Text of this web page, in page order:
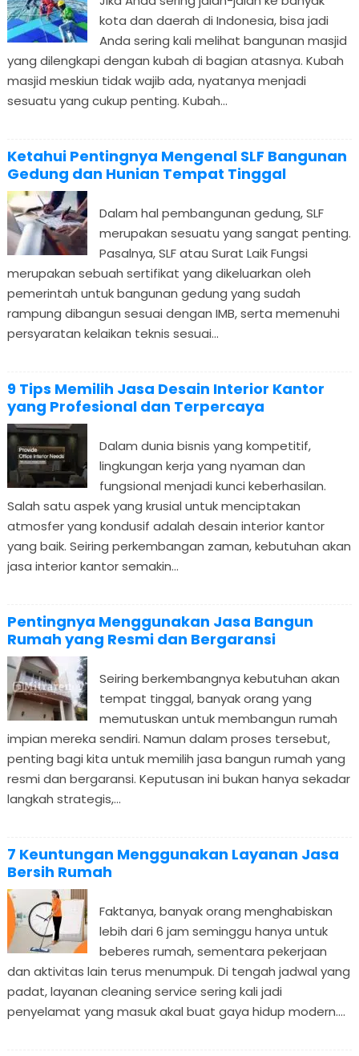
kota dan daerah di Indonesia, bisa jadi
Anda sering kali melihat bangunan masjid
yang dilengkapi dengan kubah di bagian atasnya. Kubah
masjid meskiun tidak wajib ada, nyatanya menjadi
sesuatu yang cukup penting. Kubah...
Ketahui Pentingnya Mengenal SLF Bangunan
Gedung dan Hunian Tempat Tinggal
Dalam hal pembangunan gedung, SLF
merupakan sesuatu yang sangat penting.
Pasalnya, SLF atau Surat Laik Fungsi
merupakan sebuah sertifikat yang dikeluarkan oleh
pemerintah untuk bangunan gedung yang sudah
rampung dibangun sesuai dengan IMB, serta memenuhi
persyaratan kelaikan teknis sesuai...
9 Tips Memilih Jasa Desain Interior Kantor
yang Profesional dan Terpercaya
Dalam dunia bisnis yang kompetitif,
lingkungan kerja yang nyaman dan
fungsional menjadi kunci keberhasilan.
Salah satu aspek yang krusial untuk menciptakan
atmosfer yang kondusif adalah desain interior kantor
yang baik. Seiring perkembangan zaman, kebutuhan akan
jasa interior kantor semakin...
Pentingnya Menggunakan Jasa Bangun
Rumah yang Resmi dan Bergaransi
Seiring berkembangnya kebutuhan akan
tempat tinggal, banyak orang yang
memutuskan untuk membangun rumah
impian mereka sendiri. Namun dalam proses tersebut,
penting bagi kita untuk memilih jasa bangun rumah yang
resmi dan bergaransi. Keputusan ini bukan hanya sekadar
langkah strategis,...
7 Keuntungan Menggunakan Layanan Jasa
Bersih Rumah
Faktanya, banyak orang menghabiskan
lebih dari 6 jam seminggu hanya untuk
beberes rumah, sementara pekerjaan
dan aktivitas lain terus menumpuk. Di tengah jadwal yang
padat, layanan cleaning service sering kali jadi
penyelamat yang masuk akal buat gaya hidup modern....